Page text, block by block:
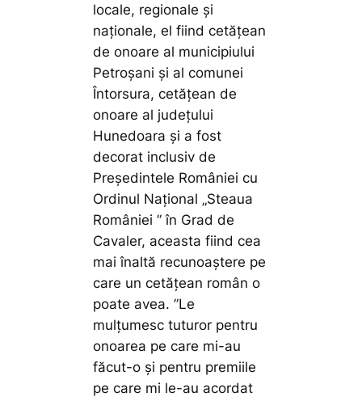
locale, regionale și
naționale, el fiind cetățean
de onoare al municipiului
Petroșani și al comunei
Întorsura, cetățean de
onoare al județului
Hunedoara și a fost
decorat inclusiv de
Președintele României cu
Ordinul Național „Steaua
României ” în Grad de
Cavaler, aceasta fiind cea
mai înaltă recunoaștere pe
care un cetățean român o
poate avea.”Le
mulțumesc tuturor pentru
onoarea pe care mi-au
făcut-o și pentru premiile
pe care mi le-au acordat